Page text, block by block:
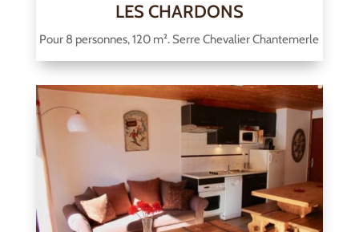
LES CHARDONS
Pour 8 personnes, 120 m². Serre Chevalier Chantemerle